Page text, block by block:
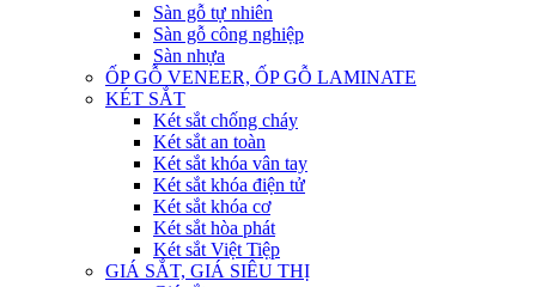
Sàn gỗ tự nhiên
Sàn gỗ công nghiệp
Sàn nhựa
ỐP GỖ VENEER, ỐP GỖ LAMINATE
KÉT SẮT
Két sắt chống cháy
Két sắt an toàn
Két sắt khóa vân tay
Két sắt khóa điện tử
Két sắt khóa cơ
Két sắt hòa phát
Két sắt Việt Tiệp
GIÁ SẮT, GIÁ SIÊU THỊ